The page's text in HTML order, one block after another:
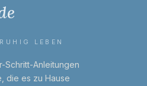
LEBEN
Schritt-Anleitungen
die es zu Hause